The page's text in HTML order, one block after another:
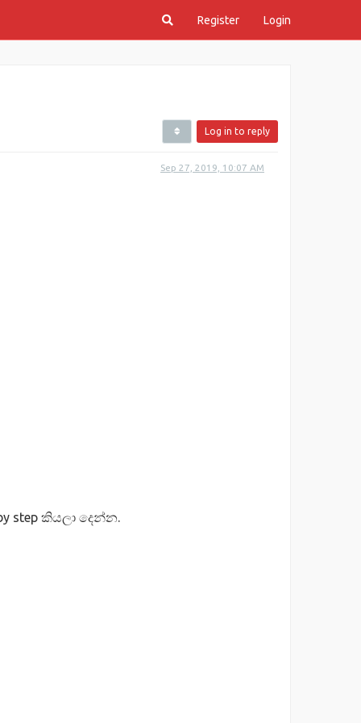
Register Login
Log in to reply
Sep 27, 2019, 10:07 AM
step කියලා දෙන්න.